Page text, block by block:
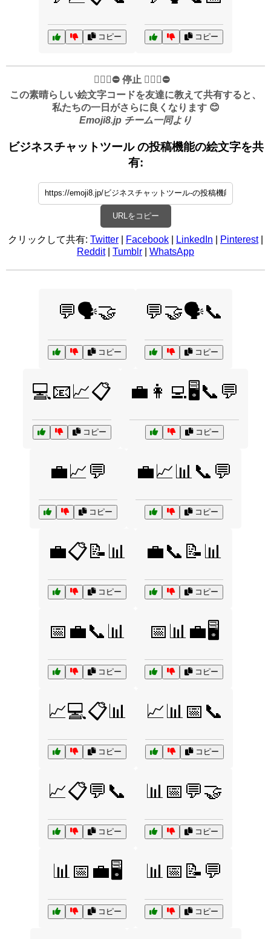
コピー コピー
✋🏻🛑⛔️ 停止 ✋🏻🛑⛔️
この素晴らしい絵文字コードを友達に教えて共有すると、
私たちの一日がさらに良くなります 😊
Emoji8.jp チーム一同より
ビジネスチャットツール の投稿機能の絵文字を共
有:
URLをコピー
クリックして共有: Twitter Facebook LinkedIn Pinterest|
Reddit| Tumblr WhatsApp
💬🗣️🤝
コピー
💬🤝🗣️📞
コピー
💻📧📈📋
コピー
💼👩‍💻🖥️📞💬
コピー
💼📈💬
コピー
💼📈📊📞💬
コピー
💼📋📝📊
コピー
💼📞📝📊
コピー
📅💼📞📊
コピー
📅📊💼🖥️
コピー
📈💻📋📊
コピー
📈📊📅📞
コピー
📈📋💬📞
コピー
📊📅💬🤝
コピー
📊📅💼🖥️
コピー
📊📅📝💬
コピー